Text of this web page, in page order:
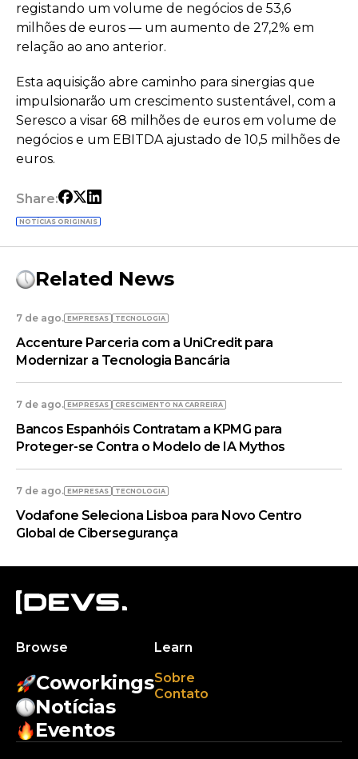
registando um volume de negócios de 53,6
milhões de euros — um aumento de 27,2% em
relação ao ano anterior.
Esta aquisição abre caminho para sinergias que
impulsionarão um crescimento sustentável, com a
Seresco a visar 68 milhões de euros em volume de
negócios e um EBITDA ajustado de 10,5 milhões de
euros.
Share:
NOTÍCIAS ORIGINAIS
Related News
7 de ago. EMPRESAS TECNOLOGIA
Accenture Parceria com a UniCredit para
Modernizar a Tecnologia Bancária
7 de ago. EMPRESAS CRESCIMENTO NA CARREIRA
Bancos Espanhóis Contratam a KPMG para
Proteger-se Contra o Modelo de IA Mythos
7 de ago. EMPRESAS TECNOLOGIA
Vodafone Seleciona Lisboa para Novo Centro
Global de Cibersegurança
Browse
Coworkings
Notícias
Eventos
Learn
Sobre
Contato